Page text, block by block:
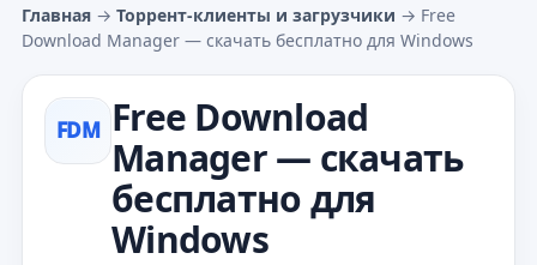
Главная → Торрент‑клиенты и загрузчики → Free
Download Manager — скачать бесплатно для Windows
FDM Free Download
Manager — скачать
бесплатно для
Windows